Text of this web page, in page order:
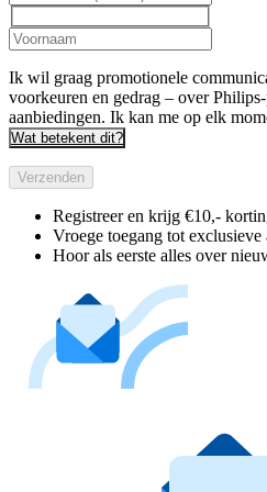
Ik wil graag promotionele
voorkeuren en gedrag – over
aanbiedingen. Ik kan me op elk
Wat betekent dit?
Verzenden
Registreer en krijg €10,-
Vroege toegang tot exclusieve
Hoor als eerste alles over